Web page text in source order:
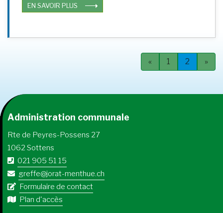
EN SAVOIR PLUS
« 1 2 »
Administration communale
Rte de Peyres-Possens 27
1062 Sottens
021 905 51 15
greffe@jorat-menthue.ch
Formulaire de contact
Plan d'accès